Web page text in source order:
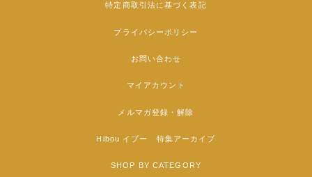
特定商取引法に基づく表記
プライバシーポリシー
お問い合わせ
マイアカウント
メルマガ登録・解除
Hibou イブー 特集アーカイブ
SHOP BY CATEGORY